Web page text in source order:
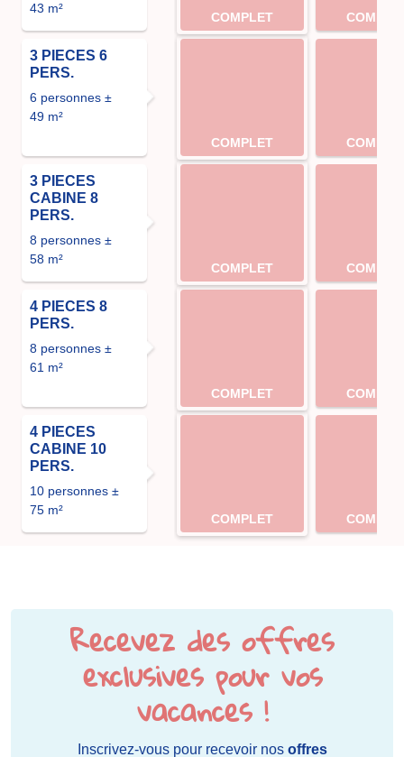
43 m²
3 PIECES 6
PERS.
6 personnes ±
49 m²
3 PIECES
CABINE 8
PERS.
8 personnes ±
58 m²
4 PIECES 8
PERS.
8 personnes ±
61 m²
4 PIECES
CABINE 10
PERS.
10 personnes ±
75 m²
COMPLET
COMPLET
COMPLET
COMPLET
COMPLET
Recevez des offres
exclusives pour vos
vacances !
Inscrivez-vous pour recevoir nos offres